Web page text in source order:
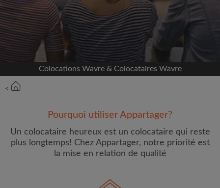
Nous ne publierons jamais sur votre page sans
votre accord
OU
Loyer max par mois (€)
Colocations Wavre & Colocataires Wavre
<
Pourquoi utiliser Appartager?
Un colocataire heureux est un colocataire qui reste
plus longtemps! Chez Appartager, notre priorité est
la mise en relation de qualité